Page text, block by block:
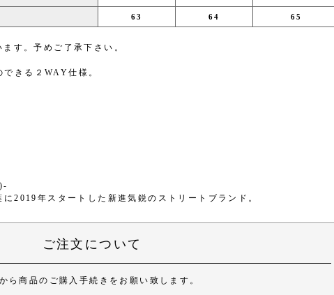
63 64 65
す。予めご了承下さい。
きる２WAY仕様。
2019年スタートした新進気鋭のストリートブランド。
ご注文について
ら商品のご購入手続きをお願い致します。